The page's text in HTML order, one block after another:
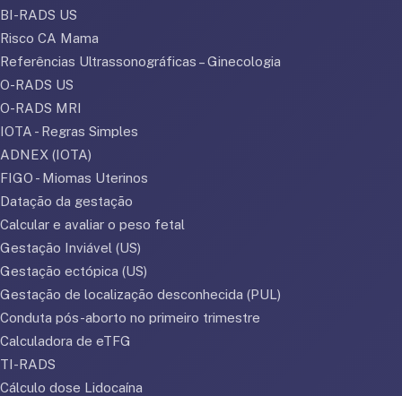
BI-RADS US
Risco CA Mama
Referências Ultrassonográficas – Ginecologia
O-RADS US
O-RADS MRI
IOTA - Regras Simples
ADNEX (IOTA)
FIGO - Miomas Uterinos
Datação da gestação
Calcular e avaliar o peso fetal
Gestação Inviável (US)
Gestação ectópica (US)
Gestação de localização desconhecida (PUL)
Conduta pós-aborto no primeiro trimestre
Calculadora de eTFG
TI-RADS
Cálculo dose Lidocaína